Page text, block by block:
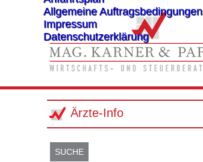
Allgemeine Auftragsbedingungen
Impressum
Datenschutzerklärung
Ärzte-Info
SUCHE